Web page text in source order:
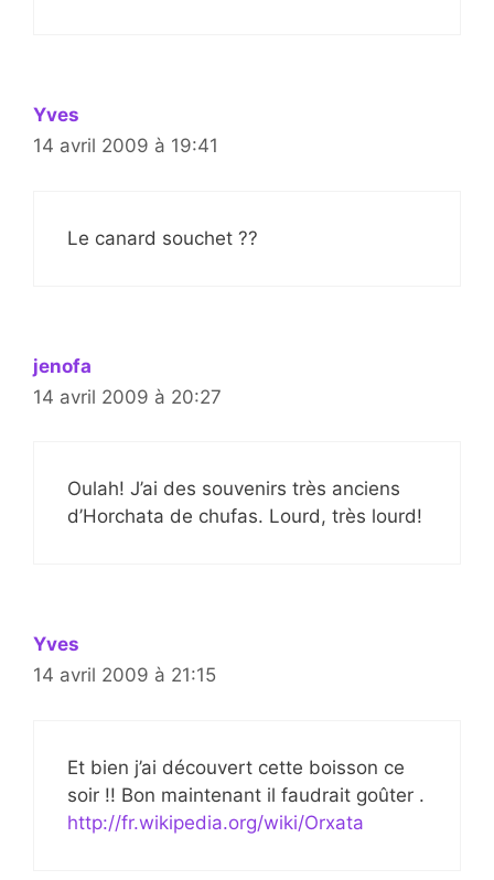
Yves
14 avril 2009 à 19:41
Le canard souchet ??
jenofa
14 avril 2009 à 20:27
Oulah! J’ai des souvenirs très anciens
d’Horchata de chufas. Lourd, très lourd!
Yves
14 avril 2009 à 21:15
Et bien j’ai découvert cette boisson ce
soir !! Bon maintenant il faudrait goûter .
http://fr.wikipedia.org/wiki/Orxata